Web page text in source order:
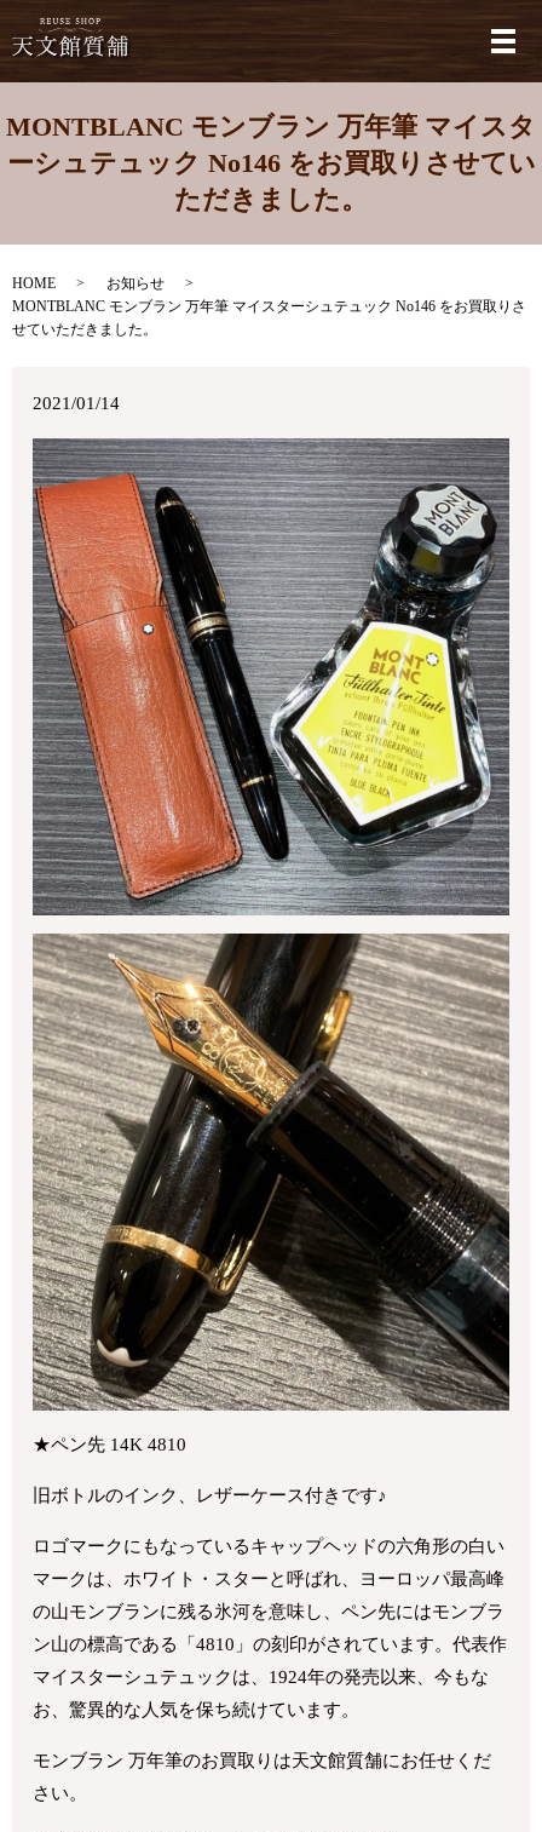
メ
MONTBLANC モンブラン 万年筆 マイスタ
ーシュテュック No146 をお買取りさせてい
ただきました。
HOME
お知らせ
MONTBLANC モンブラン 万年筆 マイスターシュテュック No146 をお買取りさ
せていただきました。
2021/01/14
★ペン先 14K 4810
旧ボトルのインク、レザーケース付きです♪
ロゴマークにもなっているキャップヘッドの六角形の白い
マークは、ホワイト・スターと呼ばれ、ヨーロッパ最高峰
の山モンブランに残る氷河を意味し、ペン先にはモンブラ
ン山の標高である「4810」の刻印がされています。代表作
マイスターシュテュックは、1924年の発売以来、今もな
お、驚異的な人気を保ち続けています。
モンブラン 万年筆のお買取りは天文館質舗にお任せくだ
さい。